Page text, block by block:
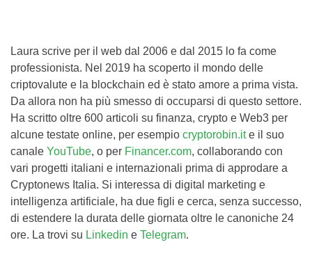
Laura scrive per il web dal 2006 e dal 2015 lo fa come
professionista. Nel 2019 ha scoperto il mondo delle
criptovalute e la blockchain ed è stato amore a prima vista.
Da allora non ha più smesso di occuparsi di questo settore.
Ha scritto oltre 600 articoli su finanza, crypto e Web3 per
alcune testate online, per esempio cryptorobin.it e il suo
canale YouTube, o per Financer.com, collaborando con
vari progetti italiani e internazionali prima di approdare a
Cryptonews Italia. Si interessa di digital marketing e
intelligenza artificiale, ha due figli e cerca, senza successo,
di estendere la durata delle giornata oltre le canoniche 24
ore. La trovi su Linkedin e Telegram.